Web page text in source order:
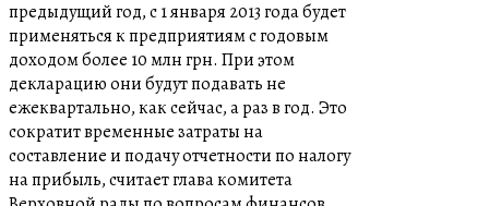
предыдущий год, с 1 января 2013 года будет
применяться к предприятиям с годовым
доходом более 10 млн грн. При этом
декларацию они будут подавать не
ежеквартально, как сейчас, а раз в год. Это
сократит временные затраты на
составление и подачу отчетности по налогу
на прибыль, считает глава комитета